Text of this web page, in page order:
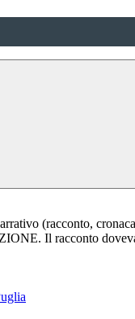
(racconto,
Il racconto